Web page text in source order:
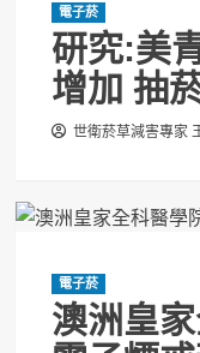
電子菸
研究:美
增加 抽
世衛菸草減害專家
電子菸
澳洲皇